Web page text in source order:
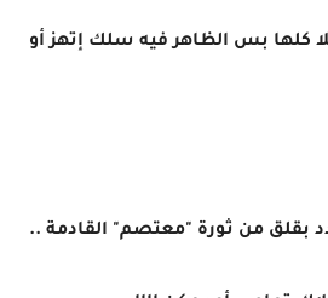
كلها بس الظاهر فيه سلك إتهز أو
بقلق من ثورة "معتصم" القادمة ..